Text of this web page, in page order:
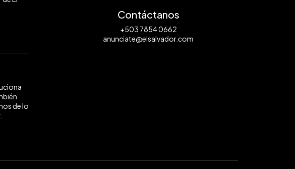
de lo
Contáctanos
+503 7854 0662
anunciate@elsalvador.com